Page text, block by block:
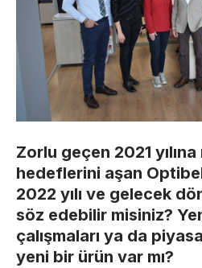
Zorlu geçen 2021
hedeflerini aşan
2022 yılı ve gelecek
söz edebilir misiniz?
çalışmaları ya da
yeni bir ürün var mı?